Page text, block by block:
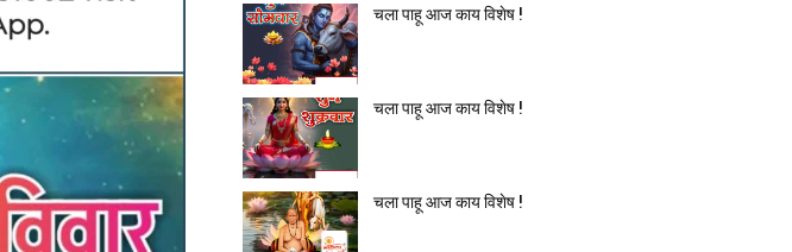
चला पाहू आज काय विशेष !
चला पाहू आज काय विशेष !
चला पाहू आज काय विशेष !